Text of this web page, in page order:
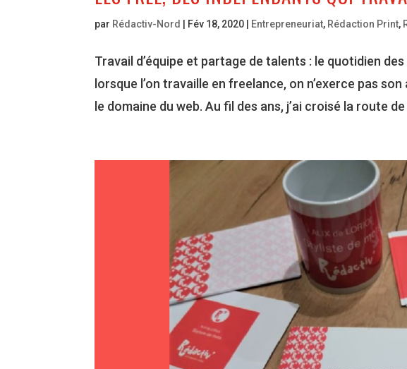
par Rédactiv-Nord Fév 18, 2020 Entrepreneuriat, Rédaction Print,
Travail d’équipe et partage de talents : le quotidien
lorsque l’on travaille en freelance, on n’exerce pas
le domaine du web. Au fil des ans, j’ai croisé la route